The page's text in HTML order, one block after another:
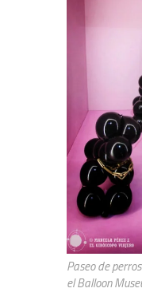
Paseo de
el Balloon